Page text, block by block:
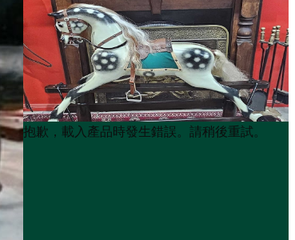
Product
List
Product
List
抱歉，載入產品時發生錯誤。請稍後重試。